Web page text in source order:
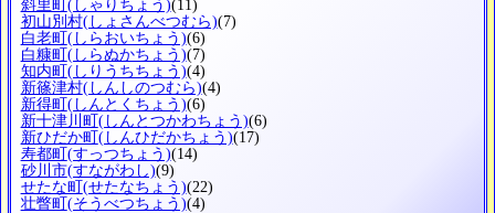
斜里町 (しゃりちょう)(11)
初山別村(しょさんべつむら)(7)
白老町 (しらおいちょう)(6)
白糠町 (しらぬかちょう)(7)
知内町 (しりうちちょう)(4)
新篠津村(しんしのつむら)(4)
新得町 (しんとくちょう)(6)
新十津川町 (しんとつかわちょう)(6)
新ひだか町 (しんひだかちょう)(17)
寿都町 (すっつちょう)(14)
砂川市(すながわし)(9)
せたな町 (せたなちょう)(22)
壮瞥町 (そうべつちょう)(4)